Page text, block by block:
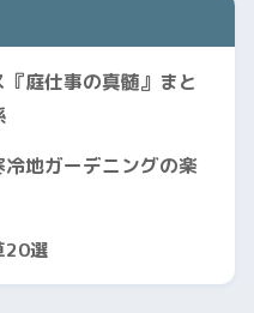
庭仕事の真髄』まと
地ガーデニングの楽
20選